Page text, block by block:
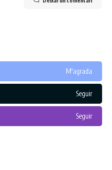
M'agrada
Seguir
Seguir